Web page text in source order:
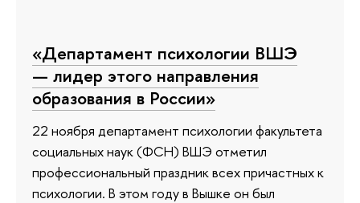
«Департамент психологии ВШЭ
— лидер этого направления
образования в России»
22 ноября департамент психологии факультета
социальных наук (ФСН) ВШЭ отметил
профессиональный праздник всех причастных к
психологии. В этом году в Вышке он был